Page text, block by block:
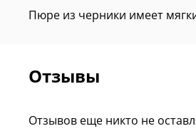
Пюре из черники имеет
Отзывы
Отзывов еще никто не